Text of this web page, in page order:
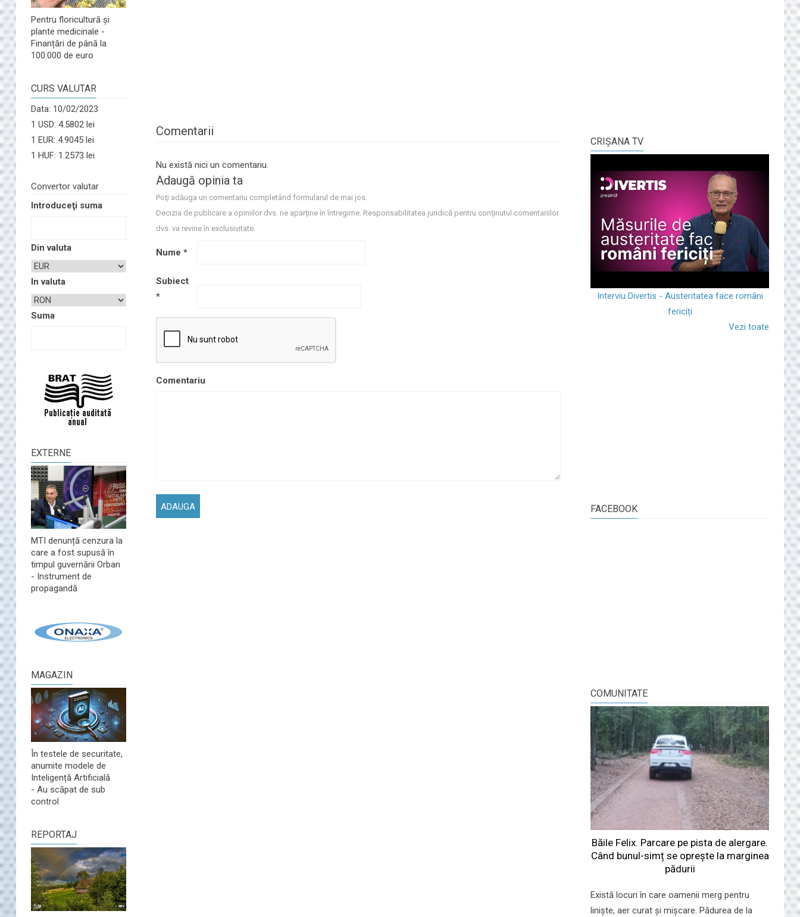
Pentru floricultură și
plante medicinale -
Finanțări de până la
100.000 de euro
CURS VALUTAR
Data: 10/02/2023
1 USD: 4.5802 lei
1 EUR: 4.9045 lei
1 HUF: 1.2573 lei
Convertor valutar
Introduceţi suma
Din valuta
In valuta
Suma
EXTERNE
MTI denunță cenzura la
care a fost supusă în
timpul guvernării Orban
- Instrument de
propagandă
MAGAZIN
În testele de securitate,
anumite modele de
Inteligență Artificială
- Au scăpat de sub
control
REPORTAJ
Comentarii
Nu există nici un comentariu.
Adaugă opinia ta
Poţi adăuga un comentariu completând formularul de mai jos.
Decizia de publicare a opiniilor dvs. ne aparţine în întregime. Responsabilitatea juridică pentru conţinutul comentariilor
dvs. va revine în exclusivitate.
Nume *
Subiect
*
Comentariu
CRIŞANA TV
Interviu Divertis - Austeritatea face români
fericiți
Vezi toate
FACEBOOK
COMUNITATE
Băile Felix. Parcare pe pista de alergare.
Când bunul-simț se oprește la marginea
pădurii
Există locuri în care oamenii merg pentru
liniște, aer curat și mișcare. Pădurea de la